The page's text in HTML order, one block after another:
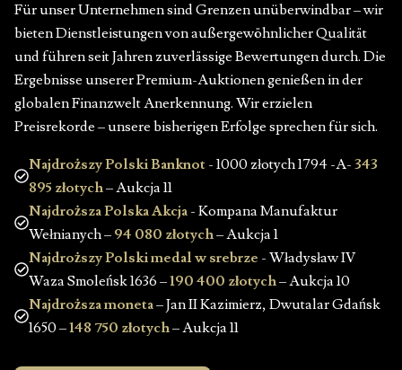
Für unser Unternehmen sind Grenzen unüberwindbar – wir
bieten Dienstleistungen von außergewöhnlicher Qualität
und führen seit Jahren zuverlässige Bewertungen durch. Die
Ergebnisse unserer Premium-Auktionen genießen in der
globalen Finanzwelt Anerkennung. Wir erzielen
Preisrekorde – unsere bisherigen Erfolge sprechen für sich.
Najdroższy Polski Banknot - 1000 złotych 1794 -A- 343
895 złotych– Aukcja 11
Najdroższa Polska Akcja - Kompana Manufaktur
Wełnianych – 94 080 złotych– Aukcja 1
Najdroższy Polski medal w srebrze - Władysław IV
Waza Smoleńsk 1636 –190 400 złotych– Aukcja 10
Najdroższa moneta– Jan II Kazimierz, Dwutalar Gdańsk
1650 –148 750 złotych– Aukcja 11